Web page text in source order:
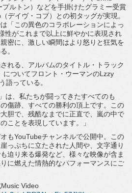
ルトン） などを手掛けたグラミー受賞
デイヴ・コブ）との初タッグが実現。
「 この異色のコラボレーションによっ
性がこれまで以上に鮮やかに表現 され
密に、 激しい瞬間はより怒りと狂気を
。
れる、アルバムのタイトル・
トラック
についてフロント・ウーマンのLzzy
語っている。
は、私たちが闘ってきたすべてのも
傷跡、すべての勝利の頂上です。
この
胆で、残酷なまでに正直で、 嵐の中で
ことを表現しています。」
もYouTubeチャンネルで公開中。この
っぷちに立たされた人間や、 文字通り
迫り来る爆発など、 様々な映像が含ま
に燃えた情熱的なパフォーマンスにご
Video